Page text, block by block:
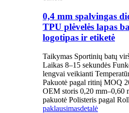
0,4 mm spalvingas
TPU plėvelės lapas
logotipas ir etiketė
Taikymas Sportinių batų
Laikas 8–15 sekundės
lengvai veikianti
Pakuotė pagal ritinį MOQ
OEM storis 0,20 mm–0,60
pakuotė Polisteris pagal
paklausimasdetalė